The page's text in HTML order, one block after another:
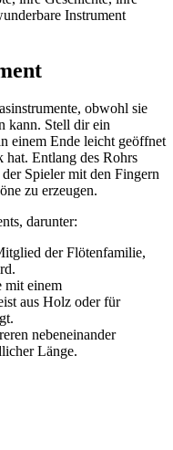
Instrument
obwohl sie
kann. Stell dir ein
einem Ende leicht geöffnet
hat. Entlang des Rohrs
Spieler mit den Fingern
zu erzeugen.
darunter:
der Flötenfamilie,
mit einem
aus Holz oder für
nebeneinander
Länge.